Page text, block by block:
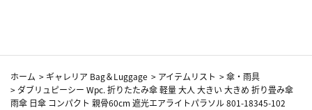
ホーム > ギャレリア Bag＆Luggage > アイテムリスト >傘・雨具
> ダブリュピーシー Wpc. 折りたたみ傘 軽量 大人 大きい 大きめ 折り畳み傘
雨傘 日傘 コンパクト 親骨60cm 遮光エアライトパラソル 801-18345-102